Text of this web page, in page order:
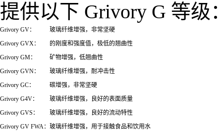
提供以下 Grivory G 等级
Grivory GV：
玻璃纤维增强，非常坚硬
Grivory GVX：
的刚度和强度值，极低的翘曲性
Grivory GM：
矿物增强，低翘曲性
Grivory GVN：
玻璃纤维增强，耐冲击性
Grivory GC：
碳增强，非常坚硬
Grivory G4V：
玻璃纤维增强，良好的表面质量
Grivory GVS：
玻璃纤维增强，良好的流动特性
Grivory GV FWA： 玻璃纤维增强，用于接触食品和饮用水